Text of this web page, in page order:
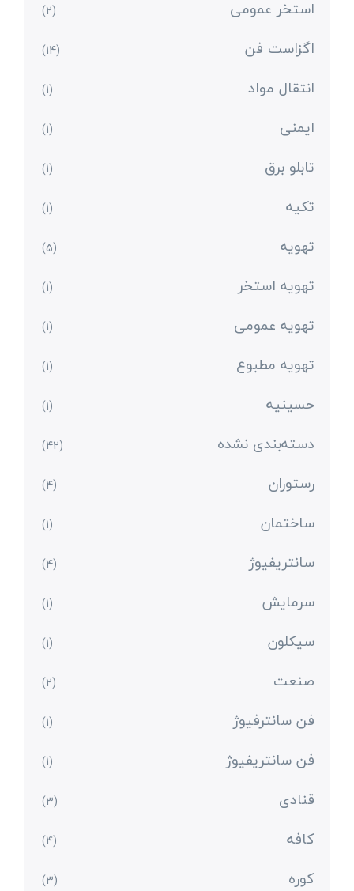
استخر عمومی (2)
اگزاست فن (14)
انتقال مواد (1)
ایمنی (1)
تابلو برق (1)
تکیه (1)
تهویه (5)
تهویه استخر (1)
تهویه عمومی (1)
تهویه مطبوع (1)
حسینیه (1)
دسته‌بندی نشده (42)
رستوران (4)
ساختمان (1)
سانتریفیوژ (4)
سرمایش (1)
سیکلون (1)
صنعت (2)
فن سانترفیوژ (1)
فن سانتریفیوژ (1)
قنادی (3)
کافه (4)
کوره (3)